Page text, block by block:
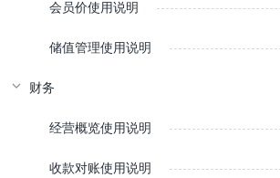
会员价使用说明
储值管理使用说明
财务
经营概览使用说明
收款对账使用说明